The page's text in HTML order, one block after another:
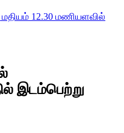
12.30 மணியளவில்
இடம்பெற்று